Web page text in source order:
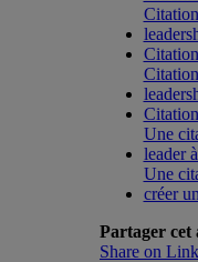
Une
leader
Une
créer
Partager cet
Share on